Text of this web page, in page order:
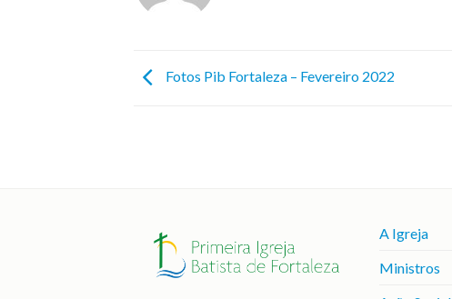
Fotos Pib Fortaleza – Fevereiro 2022
A Igreja
Ministros